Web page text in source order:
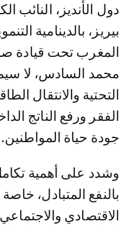
دول الأنديز، النائب
بيريز، بالدينامية
المغرب تحت قيادة
محمد السادس، لا
التحتية والانتقال
الفقر ورفع الناتج
جودة حياة المواطنين.
وشدد على أهمية
بالنفع المتبادل،
الاقتصادي